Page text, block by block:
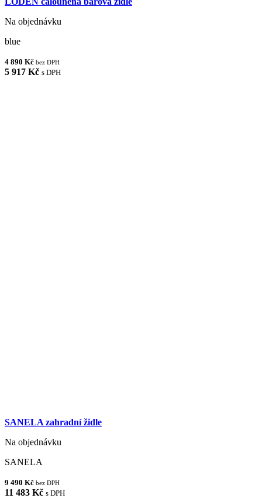
Na objednávku
blue
4 890 Kč bez DPH
5 917 Kč s DPH
SANELA zahradní židle
Na objednávku
SANELA
9 490 Kč bez DPH
11 483 Kč s DPH